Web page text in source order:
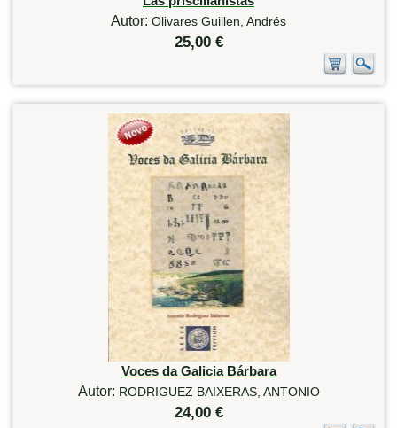
Autor: Olivares Guillen, Andrés
25,00 €
Voces da Galicia Bárbara
Autor: RODRIGUEZ BAIXERAS, ANTONIO
24,00 €